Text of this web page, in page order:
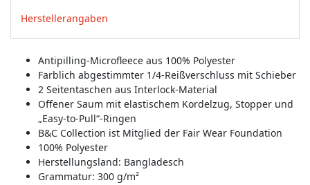
Herstellerangaben
Antipilling-Microfleece aus 100% Polyester
Farblich abgestimmter 1/4-Reißverschluss mit Schieber
2 Seitentaschen aus Interlock-Material
Offener Saum mit elastischem Kordelzug, Stopper und
„Easy-to-Pull“-Ringen
B&C Collection ist Mitglied der Fair Wear Foundation
100% Polyester
Herstellungsland: Bangladesch
Grammatur: 300 g/m²